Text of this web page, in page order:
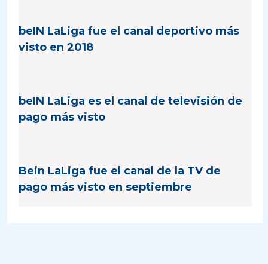
beIN LaLiga fue el canal deportivo más
visto en 2018
beIN LaLiga es el canal de televisión de
pago más visto
Bein LaLiga fue el canal de la TV de
pago más visto en septiembre